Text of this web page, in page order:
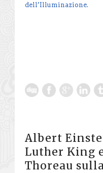
dell’Illuminazione.
Albert
Luther King
Thoreau